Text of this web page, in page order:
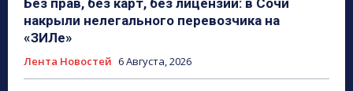
Без прав, без карт, без лицензии: в Сочи
накрыли нелегального перевозчика на
«ЗИЛе»
Лента Новостей 6 Августа, 2026